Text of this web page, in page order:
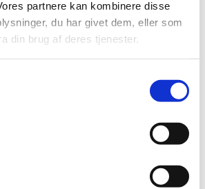
partnere kan kombinere disse
du har givet dem, eller som
din brug af deres tjenester.
eco 375 ventilationsanlæg med
korrekt dimensionering
varmegenvinding guide til valg
Køleflade til ventilationsanlæg